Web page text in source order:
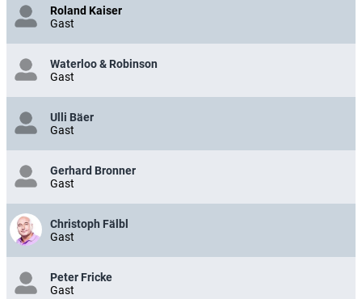
Roland Kaiser
Gast
Waterloo & Robinson
Gast
Ulli Bäer
Gast
Gerhard Bronner
Gast
Christoph Fälbl
Gast
Peter Fricke
Gast